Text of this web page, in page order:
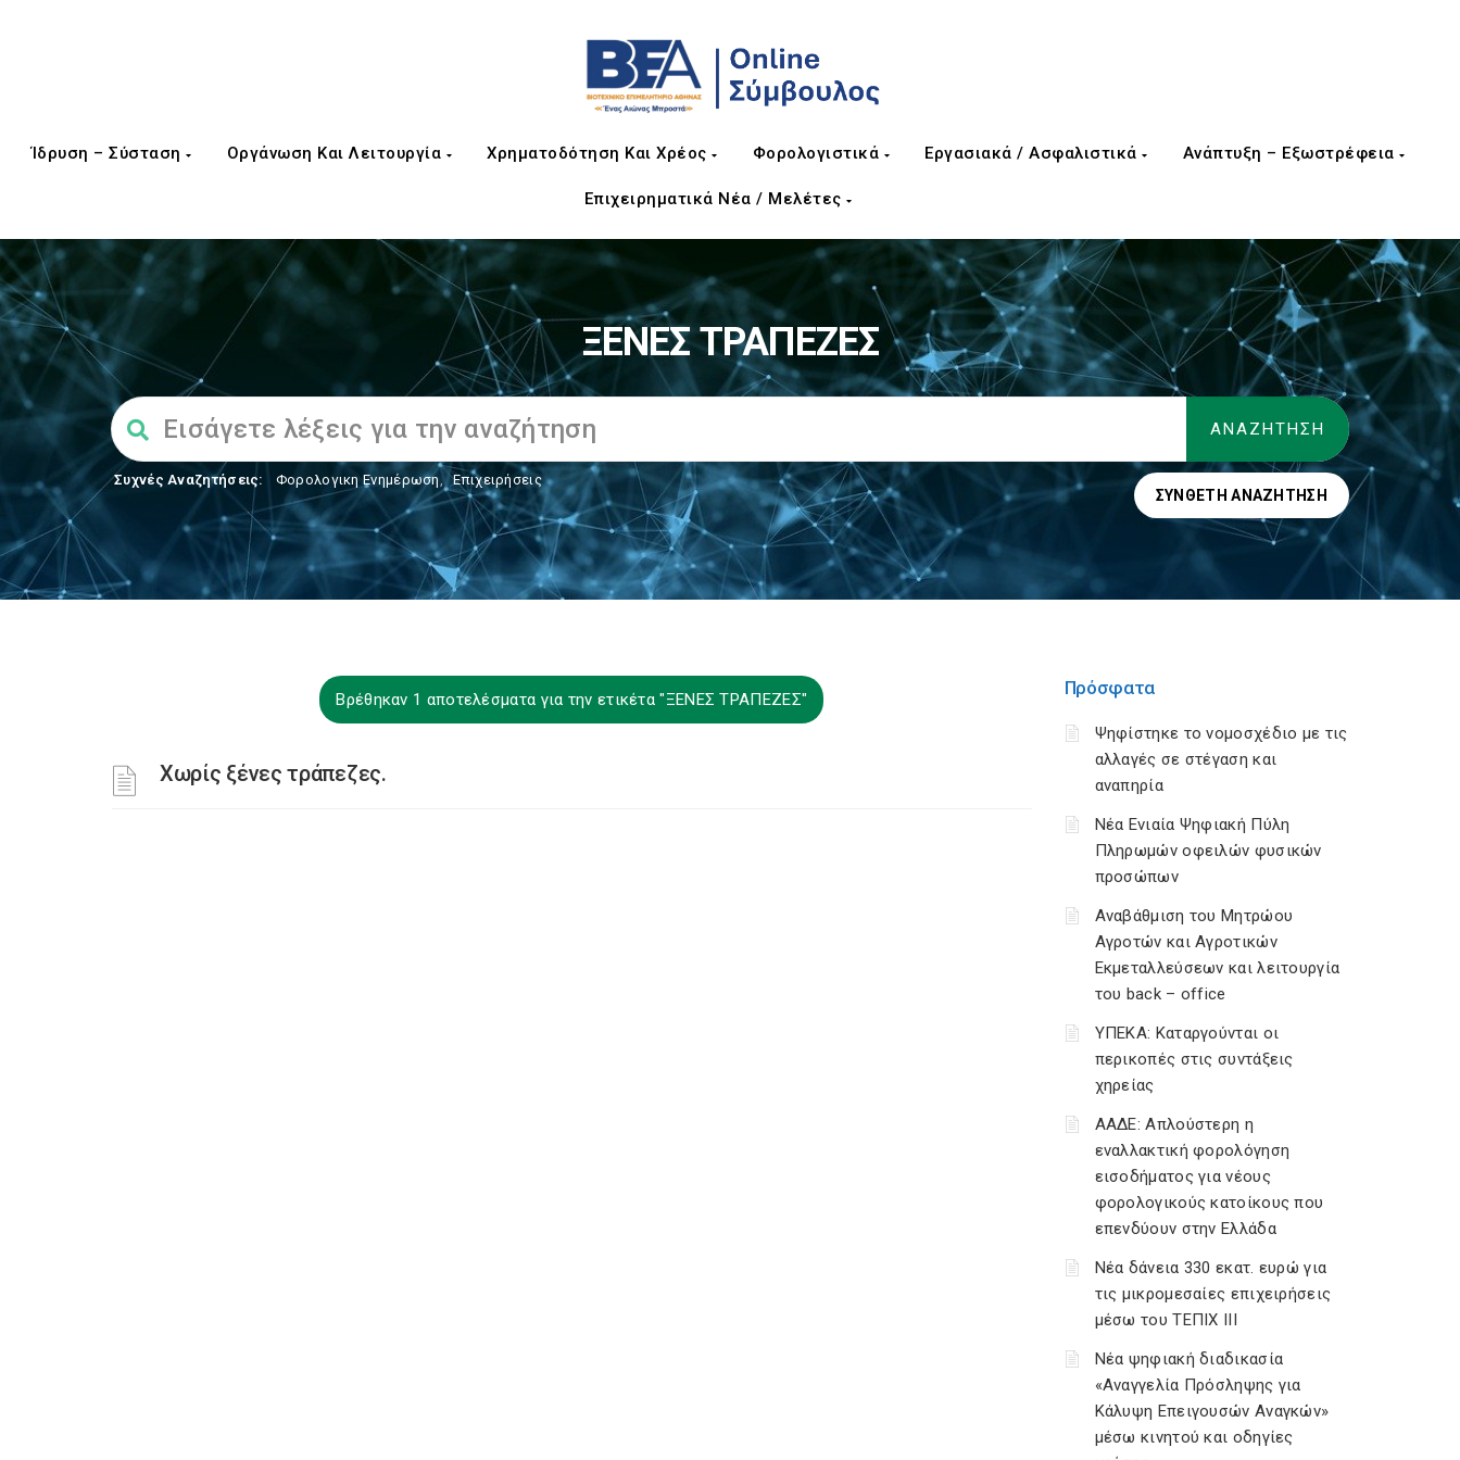
Ίδρυση – Σύσταση Οργάνωση Και Λειτουργία Χρηματοδότηση Και Χρέος Φορολογιστικά Εργασιακά / Ασφαλιστικά Ανάπτυξη – Εξωστρέφεια
Επιχειρηματικά Νέα / Μελέτες
ΞΕΝΕΣ ΤΡΑΠΕΖΕΣ
Συχνές Αναζητήσεις: Φορολογικη Ενημέρωση, Επιχειρήσεις
ΣΎΝΘΕΤΗ ΑΝΑΖΉΤΗΣΗ
Βρέθηκαν 1 αποτελέσματα για την ετικέτα "ΞΕΝΕΣ ΤΡΑΠΕΖΕΣ"
Χωρίς ξένες τράπεζες.
Πρόσφατα
Ψηφίστηκε το νομοσχέδιο με τις
αλλαγές σε στέγαση και
αναπηρία
Νέα Ενιαία Ψηφιακή Πύλη
Πληρωμών οφειλών φυσικών
προσώπων
Αναβάθμιση του Μητρώου
Αγροτών και Αγροτικών
Εκμεταλλεύσεων και λειτουργία
του back – office
ΥΠΕΚΑ: Καταργούνται οι
περικοπές στις συντάξεις
χηρείας
ΑΑΔΕ: Απλούστερη η
εναλλακτική φορολόγηση
εισοδήματος για νέους
φορολογικούς κατοίκους που
επενδύουν στην Ελλάδα
Νέα δάνεια 330 εκατ. ευρώ για
τις μικρομεσαίες επιχειρήσεις
μέσω του ΤΕΠΙΧ ΙΙΙ
Νέα ψηφιακή διαδικασία
«Αναγγελία Πρόσληψης για
Κάλυψη Επειγουσών Αναγκών»
μέσω κινητού και οδηγίες